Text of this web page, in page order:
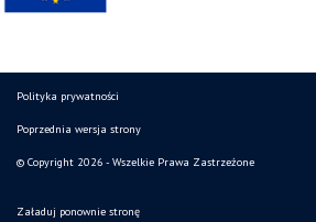
Polityka prywatności
Poprzednia wersja strony
© Copyright 2026 - Wszelkie Prawa Zastrzeżone
Załaduj ponownie stronę